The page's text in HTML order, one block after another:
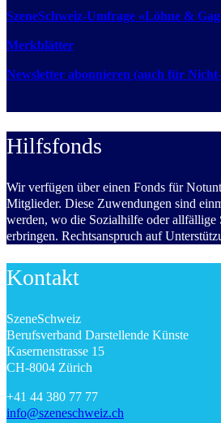
SzeneSchweiz-Umfrage «Löhne &
Merkblätter
Newsletter abonnieren (auch für
Hilfsfonds
Wir verfügen über einen Fonds für
Mitglieder. Diese Zuwendungen sind
werden, wo die Sozialhilfe oder allfällige
erbringen. Rechtsanspruch auf
Kontakt
SzeneSchweiz
Berufsverband Darstellende Künste
Kasernenstrasse 15
CH-8004 Zürich
+41 44 380 77 77
info@szeneschweiz.ch